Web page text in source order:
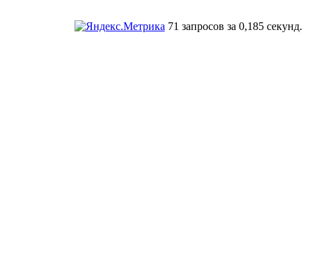
71 запросов за 0,185 секунд.